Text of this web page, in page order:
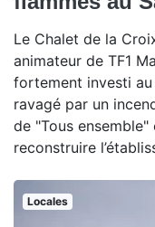
Le Chalet de la
animateur de TF1
fortement investi au
ravagé par un
de "Tous
reconstruire
Locales